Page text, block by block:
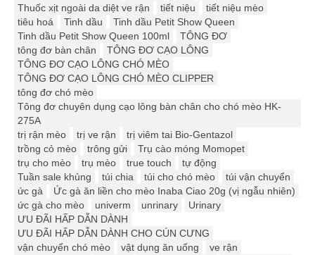
Thuốc xịt ngoài da diệt ve rận
tiết niệu
tiết niệu mèo
tiêu hoá
Tinh dầu
Tinh dầu Petit Show Queen
Tinh dầu Petit Show Queen 100ml
TÔNG ĐƠ
tông đơ bàn chân
TÔNG ĐƠ CẠO LÔNG
TÔNG ĐƠ CẠO LÔNG CHÓ MÈO
TÔNG ĐƠ CẠO LÔNG CHÓ MÈO CLIPPER
tông đơ chó mèo
Tông đơ chuyên dụng cạo lông bàn chân cho chó mèo HK-
275A
trị rận mèo
trị ve rận
trị viêm tai Bio-Gentazol
trồng cỏ mèo
trông gửi
Trụ cào móng Momopet
trụ cho mèo
trụ mèo true touch
tự động
Tuần sale khủng
túi chia túi cho chó mèo
túi vận chuyển
ức gà
Ức gà ăn liền cho mèo Inaba Ciao 20g (vị ngẫu nhiên)
ức gà cho mèo
univerm unrinary
Urinary
ƯU ĐÃI HẤP DẪN DÀNH
ƯU ĐÃI HẤP DẪN DÀNH CHO CÚN CƯNG
vận chuyển chó mèo
vật dụng ăn uống
ve rận